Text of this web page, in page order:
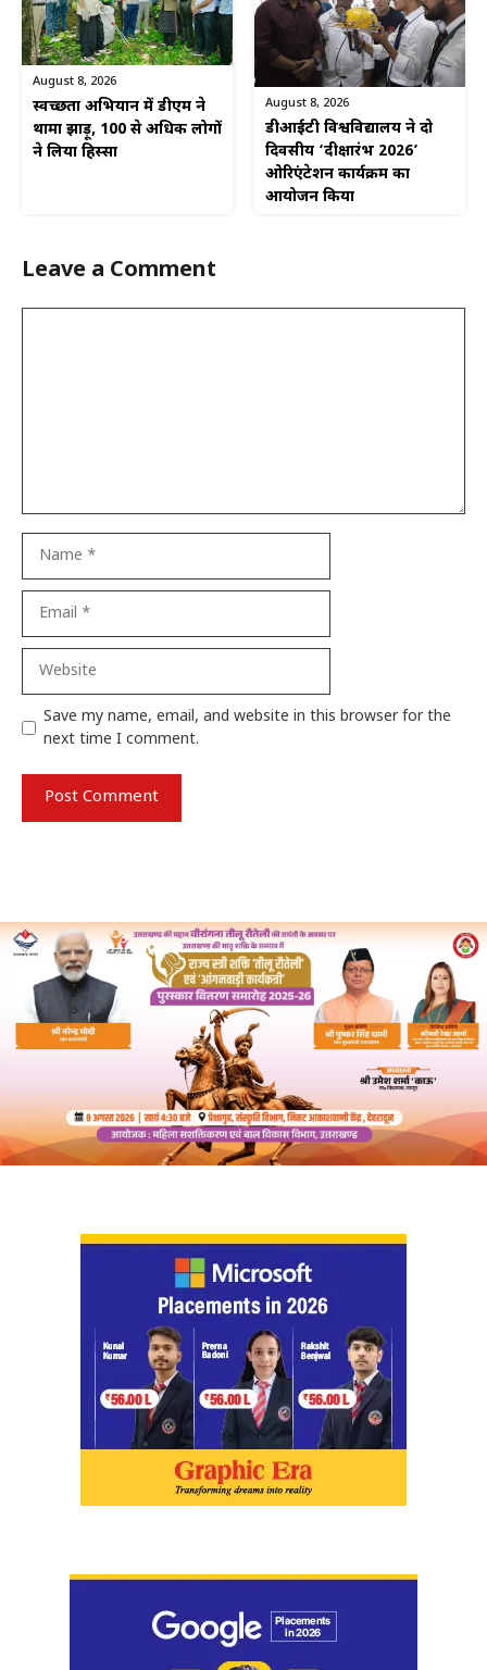
August 8, 2026
स्वच्छता अभियान में डीएम ने
थामा झाड़ू, 100 से अधिक लोगों
ने लिया हिस्सा
August 8, 2026
डीआईटी विश्वविद्यालय ने दो
दिवसीय ‘दीक्षारंभ 2026’
ओरिएंटेशन कार्यक्रम का
आयोजन किया
Leave a Comment
Save my name, email, and website in this browser for the
next time I comment.